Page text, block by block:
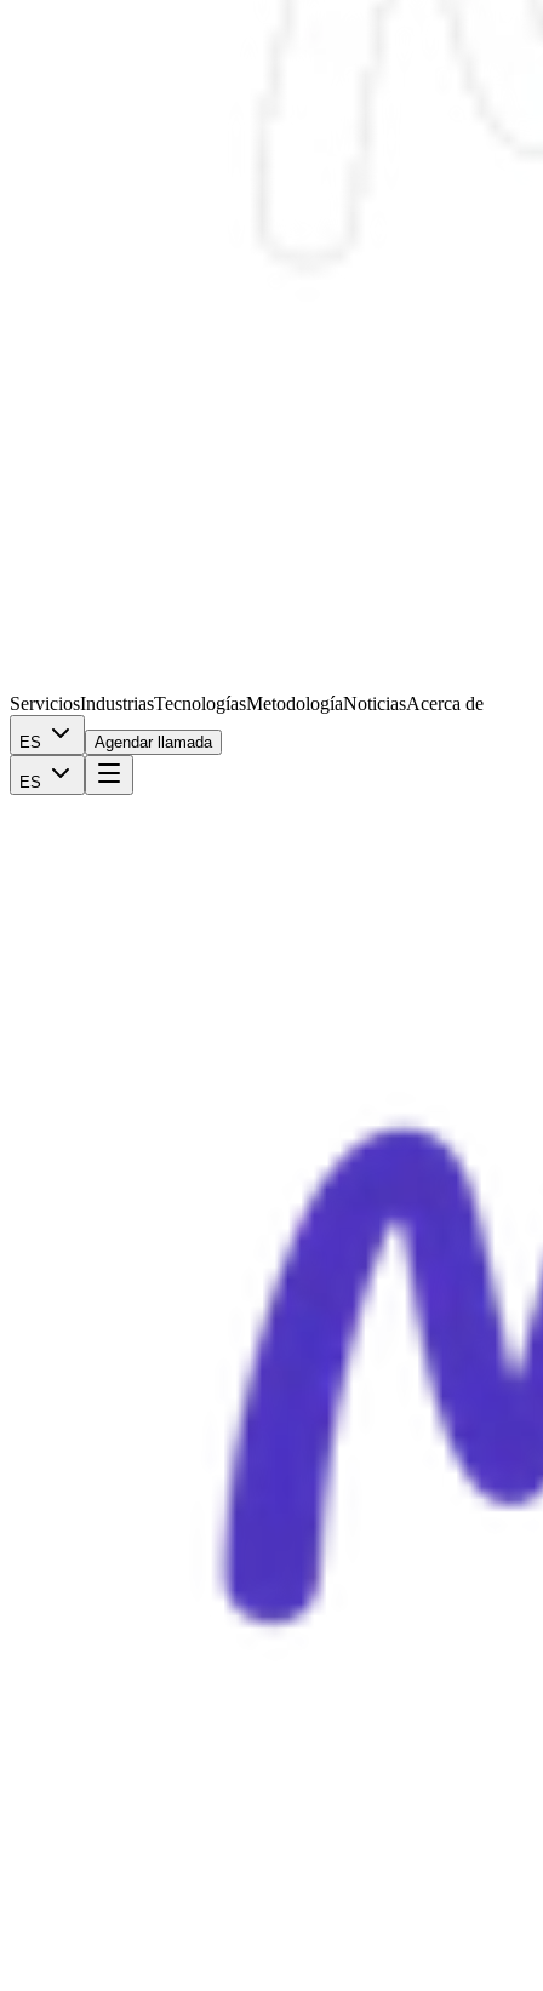
ServiciosIndustriasTecnologíasMetodologíaNoticiasAcerca de
ES Agendar llamada
ES